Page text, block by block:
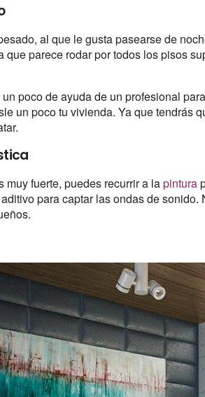
al que le gusta pasearse de
parece rodar por todos los pisos
poco de ayuda de un profesional
un poco tu vivienda. Ya que tendrás
muy fuerte, puedes recurrir a lapintura
para captar las ondas de sonido.